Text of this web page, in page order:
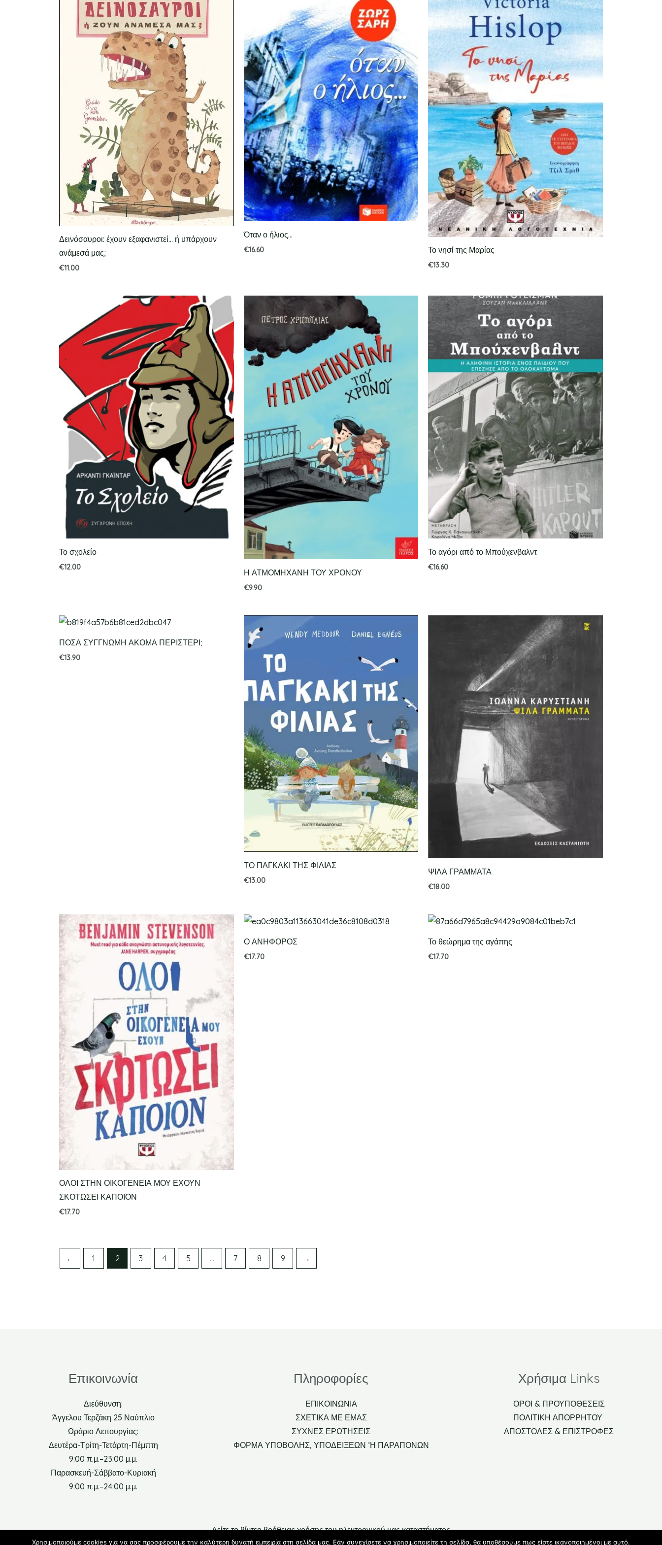
Δεινόσαυροι: έχουν εξαφανιστεί… ή υπάρχουν
ανάμεσά μας;
€11.00
Όταν ο ήλιος…
€16.60 Το νησί της Μαρίας
€13.30
Το σχολείο
€12.00
Η ΑΤΜΟΜΗΧΑΝΗ ΤΟΥ ΧΡΟΝΟΥ
€9.90
Το αγόρι από το Μπούχενβαλντ
€16.60
ΠΟΣΑ ΣΥΓΓΝΩΜΗ ΑΚΟΜΑ ΠΕΡΙΣΤΕΡΙ;
€13.90
ΤΟ ΠΑΓΚΑΚΙ ΤΗΣ ΦΙΛΙΑΣ
€13.00
ΨΙΛΑ ΓΡΑΜΜΑΤΑ
€18.00
ΟΛΟΙ ΣΤΗΝ ΟΙΚΟΓΕΝΕΙΑ ΜΟΥ ΕΧΟΥΝ
ΣΚΟΤΩΣΕΙ ΚΑΠΟΙΟΝ
€17.70
Ο ΑΝΗΦΟΡΟΣ
€17.70
Το θεώρημα της αγάπης
€17.70
← 1 2 3 4 5 … 7 8 9 →
Επικοινωνία
Διεύθυνση:
Άγγελου Τερζάκη 25 Ναύπλιο
Ωράριο Λειτουργίας:
Δευτέρα-Τρίτη-Τετάρτη-Πέμπτη
9:00 π.μ.–23:00 μ.μ.
Παρασκευή-Σάββατο-Κυριακή
9:00 π.μ.–24:00 μ.μ.
Πληροφορίες
ΕΠΙΚΟΙΝΩΝΙΑ
ΣΧΕΤΙΚΑ ΜΕ ΕΜΑΣ
ΣΥΧΝΕΣ ΕΡΩΤΗΣΕΙΣ
ΦΟΡΜΑ ΥΠΟΒΟΛΗΣ, ΥΠΟΔΕΙΞΕΩΝ ‘Η ΠΑΡΑΠΟΝΩΝ
Χρήσιμα Links
ΟΡΟΙ & ΠΡΟΥΠΟΘΕΣΕΙΣ
ΠΟΛΙΤΙΚΗ ΑΠΟΡΡΗΤΟΥ
ΑΠΟΣΤΟΛΕΣ & ΕΠΙΣΤΡΟΦΕΣ
Δείτε το βίντεο βοήθειας χρήσης του ηλεκτρονικού μας καταστήματος
Χρησιμοποιούμε cookies για να σας προσφέρουμε την καλύτερη δυνατή εμπειρία στη σελίδα μας. Εάν συνεχίσετε να χρησιμοποιείτε τη σελίδα, θα υποθέσουμε πως είστε ικανοποιημένοι με αυτό.